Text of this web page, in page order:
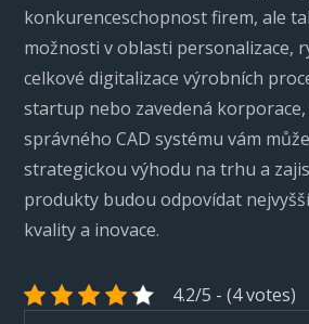
konkurenceschopnost firem, ale
možnosti v oblasti personalizace,
celkové digitalizace výrobních
startup nebo zavedená korporace,
správného CAD systému vám
strategickou výhodu na trhu a
produkty budou odpovídat
kvality a inovace.
4.2/5 - (4 votes)